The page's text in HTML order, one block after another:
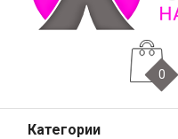
0
Категории